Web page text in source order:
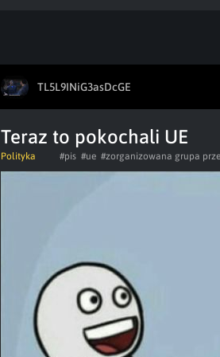
TL5L9INiG3asDcGE
Teraz to pokochali UE
Polityka #pis #ue #zorganizowana grupa